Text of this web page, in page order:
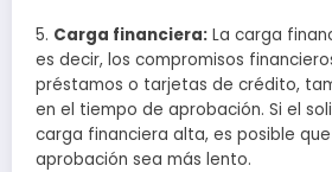
5. Carga financiera: La carga
es decir, los compromisos
préstamos o tarjetas de crédito,
en el tiempo de aprobación. Si el
carga financiera alta, es posible
aprobación sea más lento.